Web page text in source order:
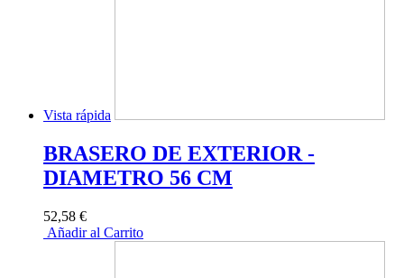
Vista rápida
BRASERO DE EXTERIOR -
DIAMETRO 56 CM
52,58 €
Añadir al Carrito